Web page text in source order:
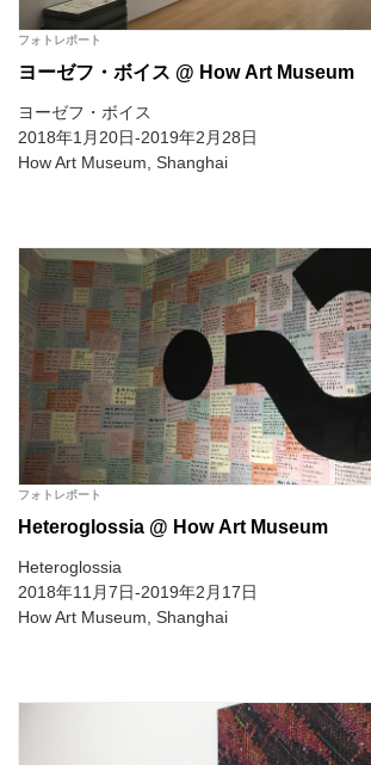
フォトレポート
ヨーゼフ・ボイス @ How Art Museum
ヨーゼフ・ボイス
2018年1月20日-2019年2月28日
How Art Museum, Shanghai
フォトレポート
Heteroglossia @ How Art Museum
Heteroglossia
2018年11月7日-2019年2月17日
How Art Museum, Shanghai